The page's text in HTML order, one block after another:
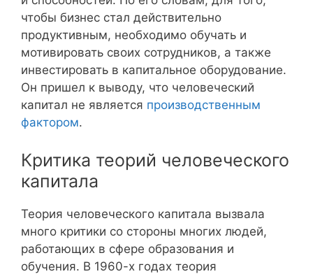
чтобы бизнес стал действительно
продуктивным, необходимо обучать и
мотивировать своих сотрудников, а также
инвестировать в капитальное оборудование.
Он пришел к выводу, что человеческий
капитал не является производственным
фактором.
Критика теорий человеческого
капитала
Теория человеческого капитала вызвала
много критики со стороны многих людей,
работающих в сфере образования и
обучения. В 1960-х годах теория